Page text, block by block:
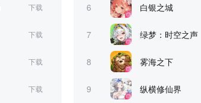
下载
下载
下载
下载
6 白银之城
7 绿梦：时空之声
8 雾海之下
9 纵横修仙界